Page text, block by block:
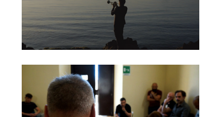
BOZA OR DIE